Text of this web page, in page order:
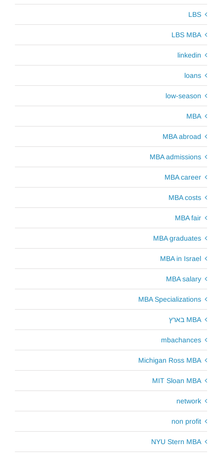
LBS
LBS MBA
linkedin
loans
low-season
MBA
MBA abroad
MBA admissions
MBA career
MBA costs
MBA fair
MBA graduates
MBA in Israel
MBA salary
MBA Specializations
MBA בארץ
mbachances
Michigan Ross MBA
MIT Sloan MBA
network
non profit
NYU Stern MBA